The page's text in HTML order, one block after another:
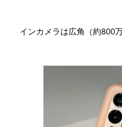
インカメラは広角（約800